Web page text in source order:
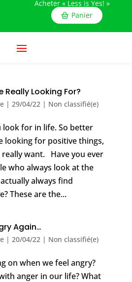
Acheter « Less is Yes! »
Panier
Really Looking For?
| 29/04/22| Non classifié(e)
look for in life. So better
looking for positive things,
want. Have you ever
who always look at the
always find
These are the...
Again…
| 20/04/22| Non classifié(e)
on when we feel angry?
anger in our life? What